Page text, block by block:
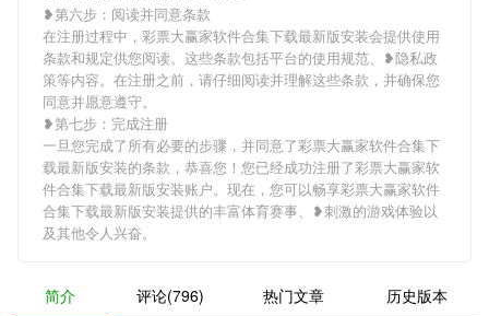
❥第六步：阅读并同意条款
在注册过程中，彩票大赢家软件合集下载最新版安装会提供使用
条款和规定供您阅读。这些条款包括平台的使用规范、❥隐私政
策等内容。在注册之前，请仔细阅读并理解这些条款，并确保您
同意并愿意遵守。
❥第七步：完成注册
一旦您完成了所有必要的步骤，并同意了彩票大赢家软件合集下
载最新版安装的条款，恭喜您！您已经成功注册了彩票大赢家软
件合集下载最新版安装账户。现在，您可以畅享彩票大赢家软件
合集下载最新版安装提供的丰富体育赛事、❥刺激的游戏体验以
及其他令人兴奋。
简介 评论(796) 热门文章 历史版本